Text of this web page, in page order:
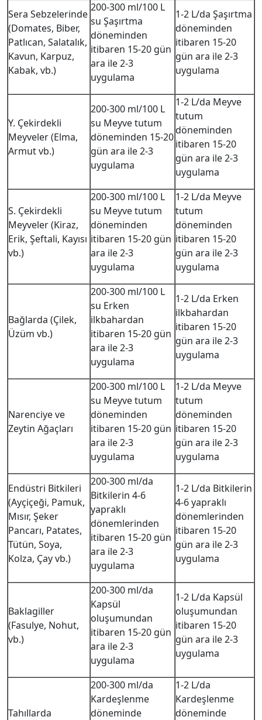
Sera Sebzelerinde
(Domates, Biber,
Patlıcan, Salatalık,
Kavun, Karpuz,
Kabak, vb.)
200-300 ml/100 L
su Şaşırtma
döneminden
itibaren 15-20 gün
ara ile 2-3
uygulama
1-2 L/da Şaşırtma
döneminden
itibaren 15-20
gün ara ile 2-3
uygulama
Y. Çekirdekli
Meyveler (Elma,
Armut vb.)
200-300 ml/100 L
su Meyve tutum
döneminden 15-20
gün ara ile 2-3
uygulama
1-2 L/da Meyve
tutum
döneminden
itibaren 15-20
gün ara ile 2-3
uygulama
S. Çekirdekli
Meyveler (Kiraz,
Erik, Şeftali, Kayısı
vb.)
200-300 ml/100 L
su Meyve tutum
döneminden
itibaren 15-20 gün
ara ile 2-3
uygulama
1-2 L/da Meyve
tutum
döneminden
itibaren 15-20
gün ara ile 2-3
uygulama
Bağlarda (Çilek,
Üzüm vb.)
200-300 ml/100 L
su Erken
ilkbahardan
itibaren 15-20 gün
ara ile 2-3
uygulama
1-2 L/da Erken
ilkbahardan
itibaren 15-20
gün ara ile 2-3
uygulama
Narenciye ve
Zeytin Ağaçları
200-300 ml/100 L
su Meyve tutum
döneminden
itibaren 15-20 gün
ara ile 2-3
uygulama
1-2 L/da Meyve
tutum
döneminden
itibaren 15-20
gün ara ile 2-3
uygulama
Endüstri Bitkileri
(Ayçiçeği, Pamuk,
Mısır, Şeker
Pancarı, Patates,
Tütün, Soya,
Kolza, Çay vb.)
200-300 ml/da
Bitkilerin 4-6
yapraklı
dönemlerinden
itibaren 15-20 gün
ara ile 2-3
uygulama
1-2 L/da Bitkilerin
4-6 yapraklı
dönemlerinden
itibaren 15-20
gün ara ile 2-3
uygulama
Baklagiller
(Fasulye, Nohut,
vb.)
200-300 ml/da
Kapsül
oluşumundan
itibaren 15-20 gün
ara ile 2-3
uygulama
1-2 L/da Kapsül
oluşumundan
itibaren 15-20
gün ara ile 2-3
uygulama
Tahıllarda
200-300 ml/da
Kardeşlenme
döneminde
1-2 L/da
Kardeşlenme
döneminde